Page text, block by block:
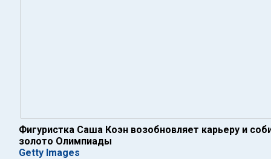
Фигуристка Саша Коэн возобновляет карьеру и
золото Олимпиады
Getty Images